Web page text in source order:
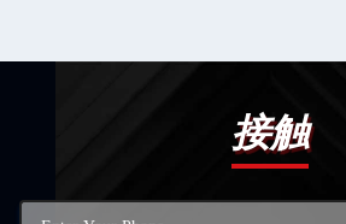
接触